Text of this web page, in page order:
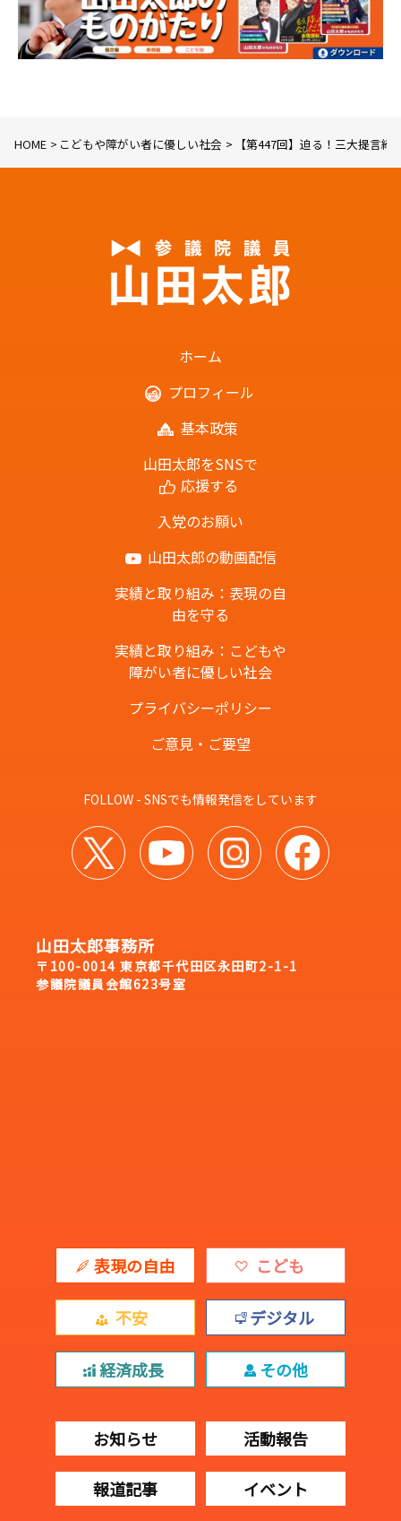
HOME こどもや障がい者に優しい社会 【第447回】迫る！三大提言
ホーム
プロフィール
基本政策
山田太郎をSNSで
応援する
入党のお願い
山田太郎の動画配信
実績と取り組み：表現の自
由を守る
実績と取り組み：こどもや
障がい者に優しい社会
プライバシーポリシー
ご意見・ご要望
FOLLOW - SNSでも情報発信をしています
山田太郎事務所
〒100-0014 東京都千代田区永田町2-1-1
参議院議員会館623号室
表現の自由 こども
不安 デジタル
経済成長 その他
お知らせ 活動報告
報道記事 イベント